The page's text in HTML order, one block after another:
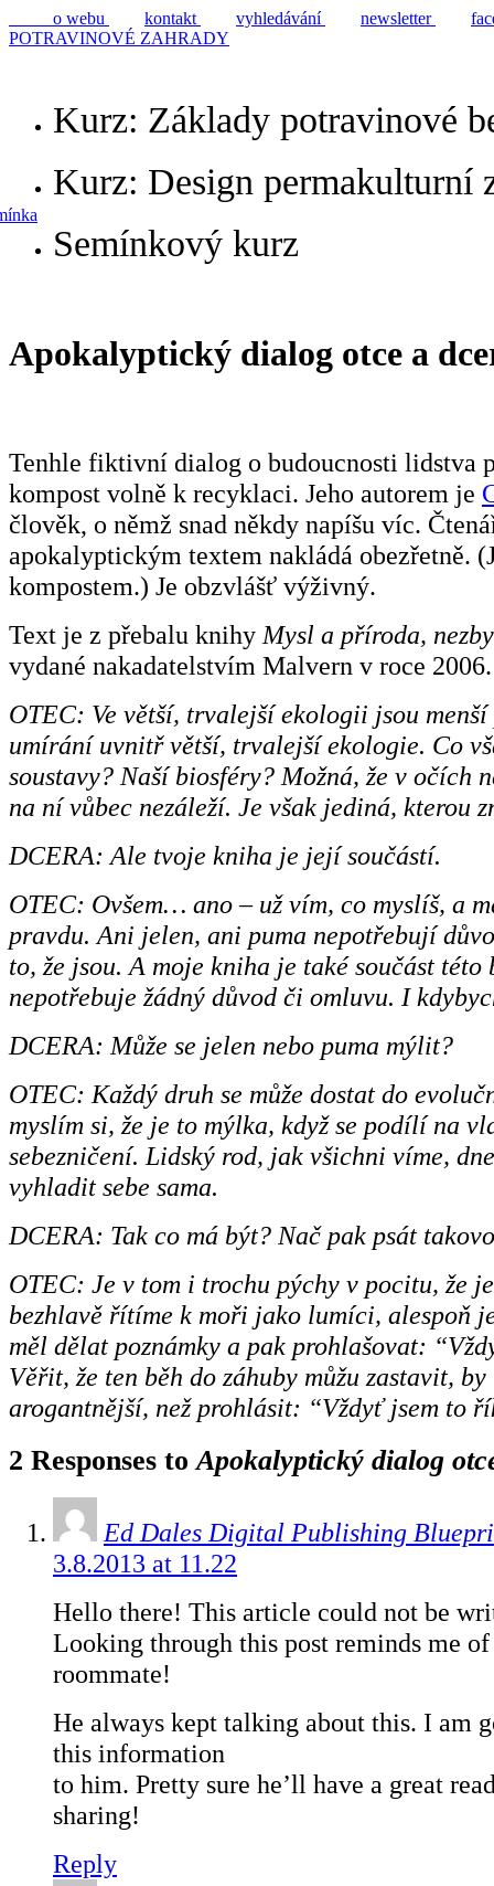
o webu kontakt vyhledávání newsletter
POTRAVINOVÉ ZAHRADY
Kurz: Základy potravinové
Kurz: Design permakulturní
Semínkový kurz
Apokalyptický dialog otce a
Tenhle fiktivní dialog o budoucnosti lidstva
kompost volně k recyklaci. Jeho autorem je
člověk, o němž snad někdy napíšu víc.
apokalyptickým textem nakládá obezřetně.
kompostem.) Je obzvlášť výživný.
Text je z přebalu knihy Mysl a příroda,
vydané nakadatelstvím Malvern v roce 2006.
OTEC: Ve větší, trvalejší ekologii jsou
umírání uvnitř větší, trvalejší ekologie. Co
soustavy? Naší biosféry? Možná, že v očích
na ní vůbec nezáleží. Je však jediná, kterou
DCERA: Ale tvoje kniha je její součástí.
OTEC: Ovšem… ano – už vím, co myslíš, a
pravdu. Ani jelen, ani puma nepotřebují
to, že jsou. A moje kniha je také součást této
nepotřebuje žádný důvod či omluvu. I
DCERA: Může se jelen nebo puma mýlit?
OTEC: Každý druh se může dostat do
myslím si, že je to mýlka, když se podílí na
sebezničení. Lidský rod, jak všichni víme,
vyhladit sebe sama.
DCERA: Tak co má být? Nač pak psát
OTEC: Je v tom i trochu pýchy v pocitu, že
bezhlavě řítíme k moři jako lumíci, alespoň
měl dělat poznámky a pak prohlašovat:
Věřit, že ten běh do záhuby můžu zastavit,
arogantnější, než prohlásit: “Vždyť jsem to
2 Responses toApokalyptický dialog
Ed Dales Digital Publishing
3.8.2013 at 11.22
Hello there! This article could not be
Looking through this post reminds me
roommate!
He always kept talking about this. I am
this information
to him. Pretty sure he’ll have a great
sharing!
Reply